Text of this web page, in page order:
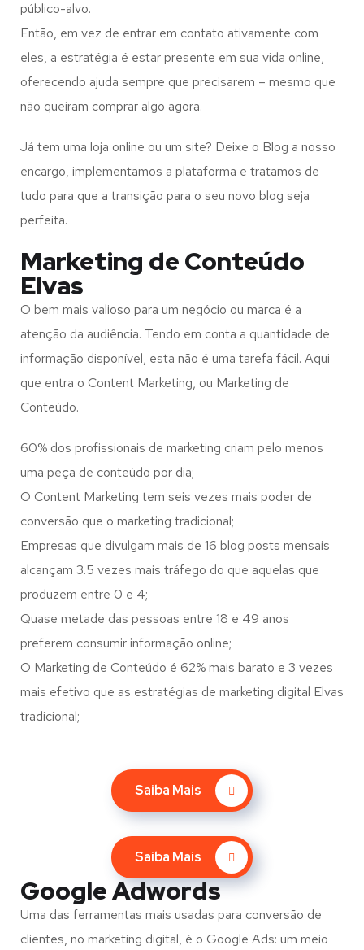
público-alvo.
Então, em vez de entrar em contato ativamente com
eles, a estratégia é estar presente em sua vida online,
oferecendo ajuda sempre que precisarem – mesmo que
não queiram comprar algo agora.
Já tem uma loja online ou um site? Deixe o Blog a nosso
encargo, implementamos a plataforma e tratamos de
tudo para que a transição para o seu novo blog seja
perfeita.
Marketing de Conteúdo
Elvas
O bem mais valioso para um negócio ou marca é a
atenção da audiência. Tendo em conta a quantidade de
informação disponível, esta não é uma tarefa fácil. Aqui
que entra o Content Marketing, ou Marketing de
Conteúdo.
60% dos profissionais de marketing criam pelo menos
uma peça de conteúdo por dia;
O Content Marketing tem seis vezes mais poder de
conversão que o marketing tradicional;
Empresas que divulgam mais de 16 blog posts mensais
alcançam 3.5 vezes mais tráfego do que aquelas que
produzem entre 0 e 4;
Quase metade das pessoas entre 18 e 49 anos
preferem consumir informação online;
O Marketing de Conteúdo é 62% mais barato e 3 vezes
mais efetivo que as estratégias de marketing digital Elvas
tradicional;
Saiba Mais
Saiba Mais
Google Adwords
Uma das ferramentas mais usadas para conversão de
clientes, no marketing digital, é o Google Ads: um meio